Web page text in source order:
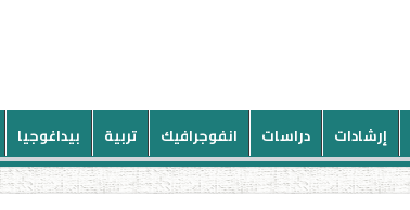
إرشادات دراسات انفوجرافيك تربية بيداغوجيا